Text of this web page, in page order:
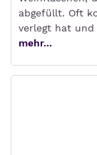
abgefüllt. Oft
verlegt hat
mehr...